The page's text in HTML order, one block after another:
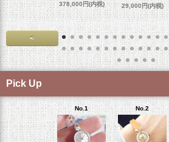
378,000円(内税) 29,000円(内税)
<
Pick Up
No.1 No.2